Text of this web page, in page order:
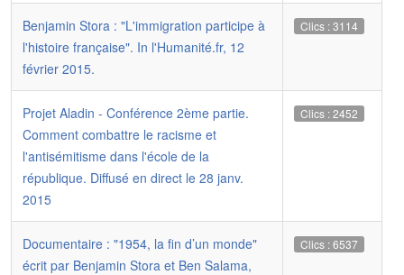
Benjamin Stora : "L'immigration participe à
l'histoire française". In l'Humanité.fr, 12
février 2015.
Clics : 3114
Projet Aladin - Conférence 2ème partie.
Comment combattre le racisme et
l'antisémitisme dans l'école de la
république. Diffusé en direct le 28 janv.
2015
Clics : 2452
Documentaire : "1954, la fin d’un monde"
écrit par Benjamin Stora et Ben Salama,
Clics : 6537